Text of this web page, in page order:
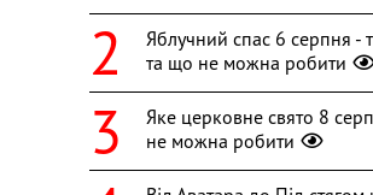
Яблучний спас 6 серпня -
та що не можна робити
Яке церковне свято 8
не можна робити